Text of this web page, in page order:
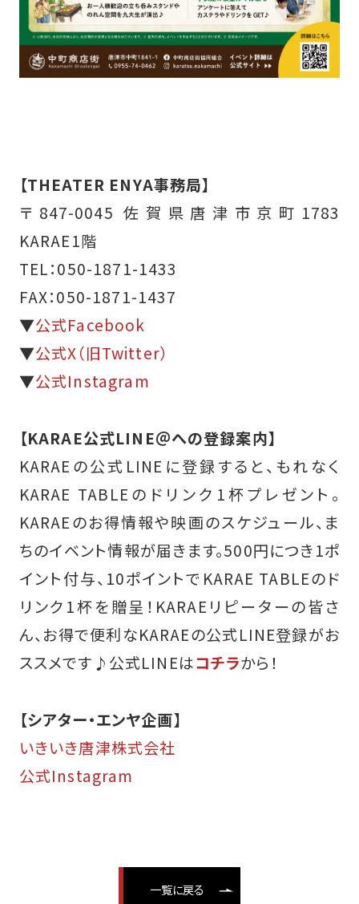
【THEATER ENYA事務局】
〒847-0045 佐賀県唐津市京町1783
KARAE1階
TEL：050-1871-1433
FAX：050-1871-1437
▼公式Facebook
▼公式X（旧Twitter）
▼公式Instagram
【KARAE公式LINE＠への登録案内】
KARAEの公式LINEに登録すると、もれなく
KARAE TABLEのドリンク1杯プレゼント。
KARAEのお得情報や映画のスケジュール、ま
ちのイベント情報が届きます。500円につき1ポ
イント付与、10ポイントでKARAE TABLEのド
リンク1杯を贈呈！KARAEリピーターの皆さ
ん、お得で便利なKARAEの公式LINE登録がお
ススメです♪ 公式LINEはコチラから！
【シアター・エンヤ企画】
いきいき唐津株式会社
公式Instagram
一覧に戻る